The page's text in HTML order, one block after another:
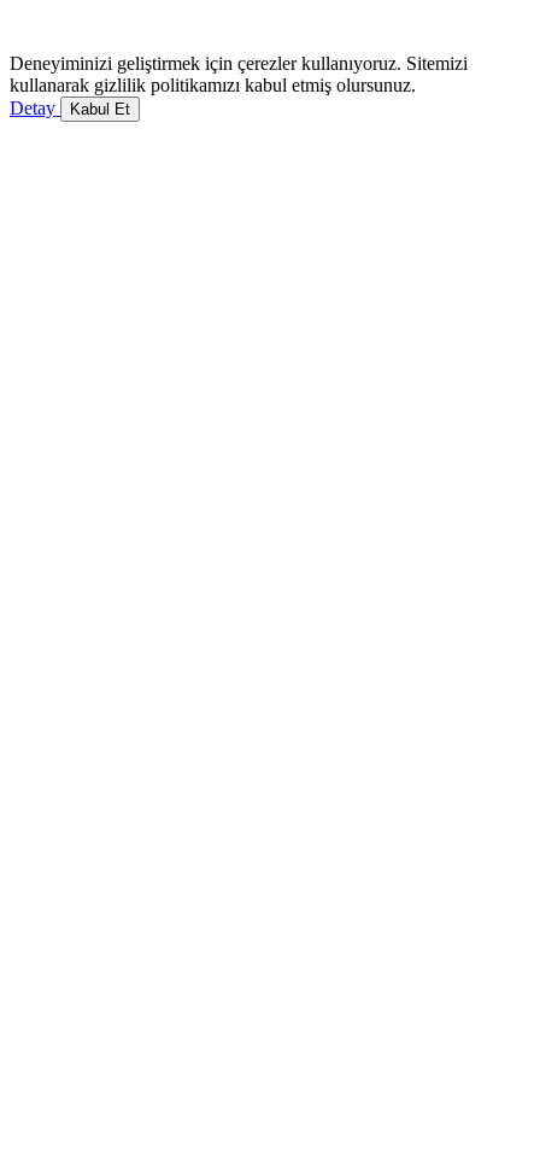
Deneyiminizi geliştirmek için çerezler kullanıyoruz. Sitemizi
kullanarak gizlilik politikamızı kabul etmiş olursunuz.
Detay
Kabul Et